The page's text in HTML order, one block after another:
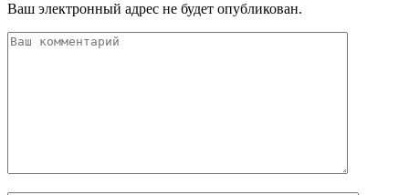
Ваш электронный адрес не будет опубликован.